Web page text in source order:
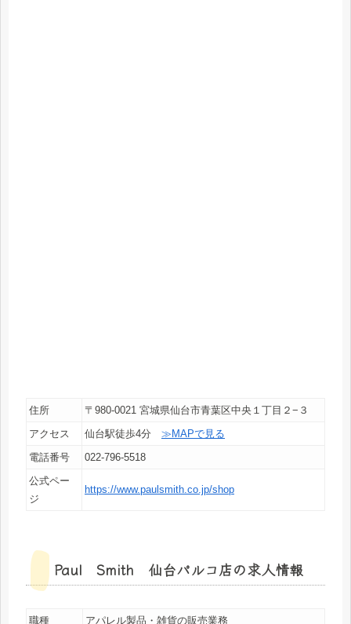
住所
〒980-0021 宮城県仙台市青葉区中央１丁目２−３
アクセス
仙台駅徒歩4分 ≫MAPで見る
電話番号
022-796-5518
公式ペー
ジ
https://www.paulsmith.co.jp/shop
Paul Smith 仙台パルコ店の求人情報
職種
アパレル製品・雑貨の販売業務